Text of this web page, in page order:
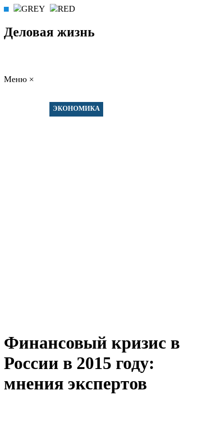
Деловая жизнь
Меню ×
ЭКОНОМИКА
Финансовый кризис в
России в 2015 году:
мнения экспертов